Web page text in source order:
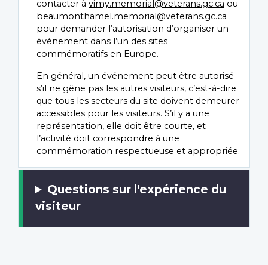
contacter à vimy.memorial@veterans.gc.ca ou
beaumonthamel.memorial@veterans.gc.ca
pour demander l’autorisation d’organiser un
événement dans l’un des sites
commémoratifs en Europe.
En général, un événement peut être autorisé
s’il ne gêne pas les autres visiteurs, c’est-à-dire
que tous les secteurs du site doivent demeurer
accessibles pour les visiteurs. S’il y a une
représentation, elle doit être courte, et
l’activité doit correspondre à une
commémoration respectueuse et appropriée.
Questions sur l'expérience du
visiteur